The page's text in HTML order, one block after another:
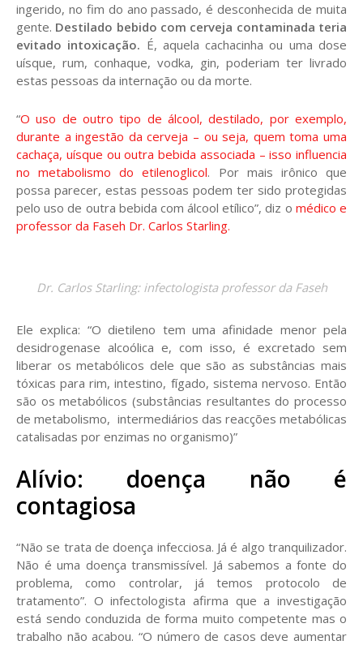
ingerido, no fim do ano passado, é desconhecida de muita
gente. Destilado bebido com cerveja contaminada teria
evitado intoxicação. É, aquela cachacinha ou uma dose
uísque, rum, conhaque, vodka, gin, poderiam ter livrado
estas pessoas da internação ou da morte.
“O uso de outro tipo de álcool, destilado, por exemplo,
durante a ingestão da cerveja – ou seja, quem toma uma
cachaça, uísque ou outra bebida associada – isso influencia
no metabolismo do etilenoglicol. Por mais irônico que
possa parecer, estas pessoas podem ter sido protegidas
pelo uso de outra bebida com álcool etílico”, diz o médico e
professor da Faseh Dr. Carlos Starling.
Dr. Carlos Starling: infectologista professor da Faseh
Ele explica: “O dietileno tem uma afinidade menor pela
desidrogenase alcoólica e, com isso, é excretado sem
liberar os metabólicos dele que são as substâncias mais
tóxicas para rim, intestino, fígado, sistema nervoso. Então
são os metabólicos (substâncias resultantes do processo
de metabolismo, intermediários das reacções metabólicas
catalisadas por enzimas no organismo)”
Alívio: doença não é
contagiosa
“Não se trata de doença infecciosa. Já é algo tranquilizador.
Não é uma doença transmissível. Já sabemos a fonte do
problema, como controlar, já temos protocolo de
tratamento”. O infectologista afirma que a investigação
está sendo conduzida de forma muito competente mas o
trabalho não acabou. “O número de casos deve aumentar